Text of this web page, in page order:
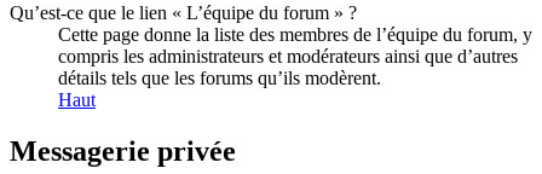
Qu’est-ce que le lien « L’équipe du forum » ?
Cette page donne la liste des membres de l’équipe du forum, y
compris les administrateurs et modérateurs ainsi que d’autres
détails tels que les forums qu’ils modèrent.
Haut
Messagerie privée